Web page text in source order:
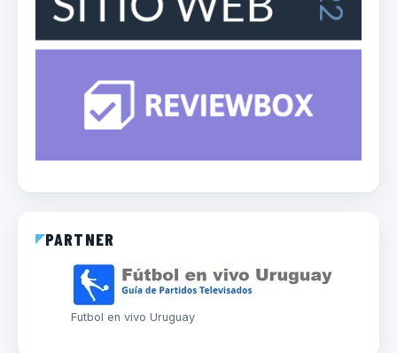
PARTNER
Futbol en vivo Uruguay